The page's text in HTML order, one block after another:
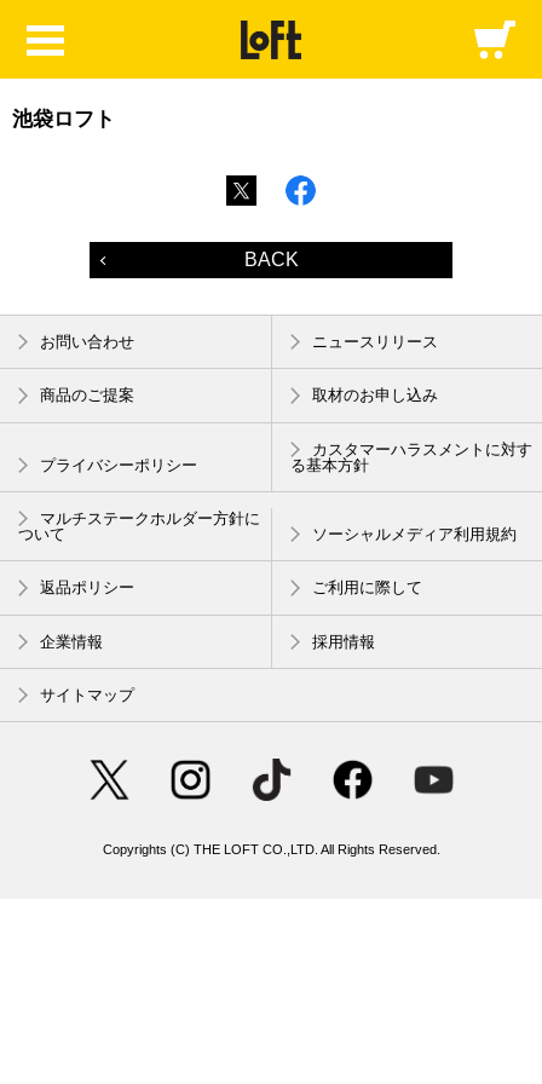
池袋ロフト
BACK
お問い合わせ ニュースリリース
商品のご提案 取材のお申し込み
プライバシーポリシー
カスタマーハラスメントに対す
る基本方針
マルチステークホルダー方針に
ついて
ソーシャルメディア利用規約
返品ポリシー ご利用に際して
企業情報 採用情報
サイトマップ
Copyrights (C) THE LOFT CO.,LTD. All Rights Reserved.